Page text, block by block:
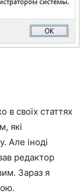
в своїх статтях
які
Але іноді
редактор
Зараз я